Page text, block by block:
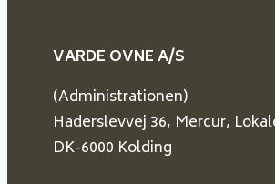
VARDE OVNE A/S
(Administrationen)
Haderslevvej 36, Mercur,
DK-6000 Kolding